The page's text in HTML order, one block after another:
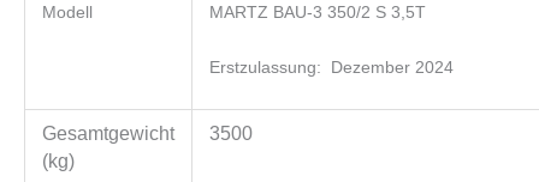
Modell MARTZ BAU-3 350/2 S 3,5T
Erstzulassung: Dezember 2024
Gesamtgewicht
(kg)
3500